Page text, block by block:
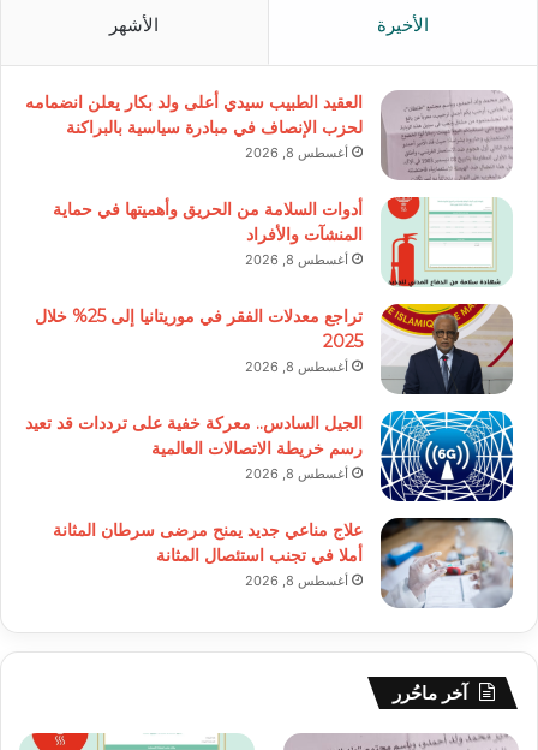
الأخيرة الأشهر
العقيد الطبيب سيدي أعلى ولد بكار يعلن انضمامه
لحزب الإنصاف في مبادرة سياسية بالبراكنة
أغسطس 8, 2026
أدوات السلامة من الحريق وأهميتها في حماية
المنشآت والأفراد
أغسطس 8, 2026
تراجع معدلات الفقر في موريتانيا إلى 25% خلال
2025
أغسطس 8, 2026
الجيل السادس.. معركة خفية على ترددات قد تعيد
رسم خريطة الاتصالات العالمية
أغسطس 8, 2026
علاج مناعي جديد يمنح مرضى سرطان المثانة
أملا في تجنب استئصال المثانة
أغسطس 8, 2026
آخر ماحُرر